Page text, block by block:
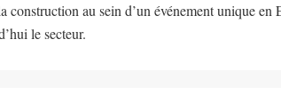
au sein d’un événement unique en
le secteur.